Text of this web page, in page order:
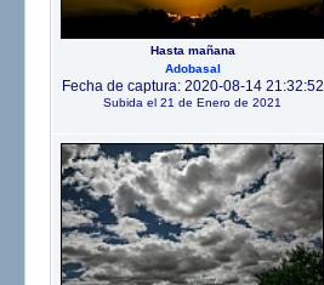
Hasta mañana
Adobasal
Fecha de captura: 2020-08-14 21:32:52
Subida el 21 de Enero de 2021